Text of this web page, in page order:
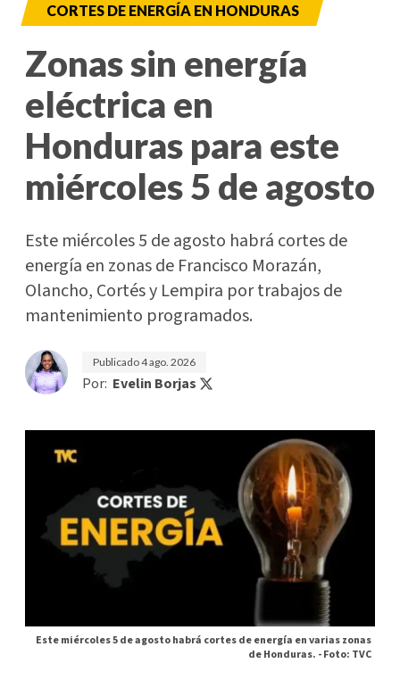
CORTES DE ENERGÍA EN HONDURAS
Zonas sin energía
eléctrica en
Honduras para este
miércoles 5 de agosto
Este miércoles 5 de agosto habrá cortes de
energía en zonas de Francisco Morazán,
Olancho, Cortés y Lempira por trabajos de
mantenimiento programados.
Publicado4 ago. 2026
Por: Evelin Borjas
Este miércoles 5 de agosto habrá cortes de energía en varias zonas
de Honduras. -Foto: TVC